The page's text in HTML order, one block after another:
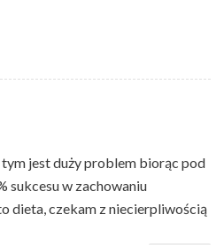
jest duży problem biorąc pod
sukcesu w zachowaniu
dieta, czekam z niecierpliwością